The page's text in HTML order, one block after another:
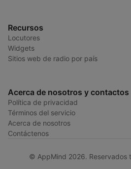
Recursos
Locutores
Widgets
Sitios web de radio por país
Acerca de nosotros y contactos
Política de privacidad
Términos del servicio
Acerca de nosotros
Contáctenos
© AppMind 2026. Reservados